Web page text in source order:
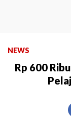
NEWS
Rp 600